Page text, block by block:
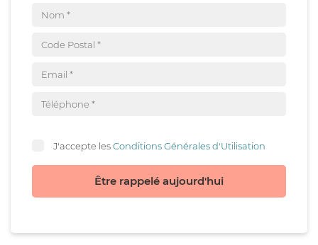
J'accepte lesConditions Générales d'Utilisation
Être rappelé aujourd'hui